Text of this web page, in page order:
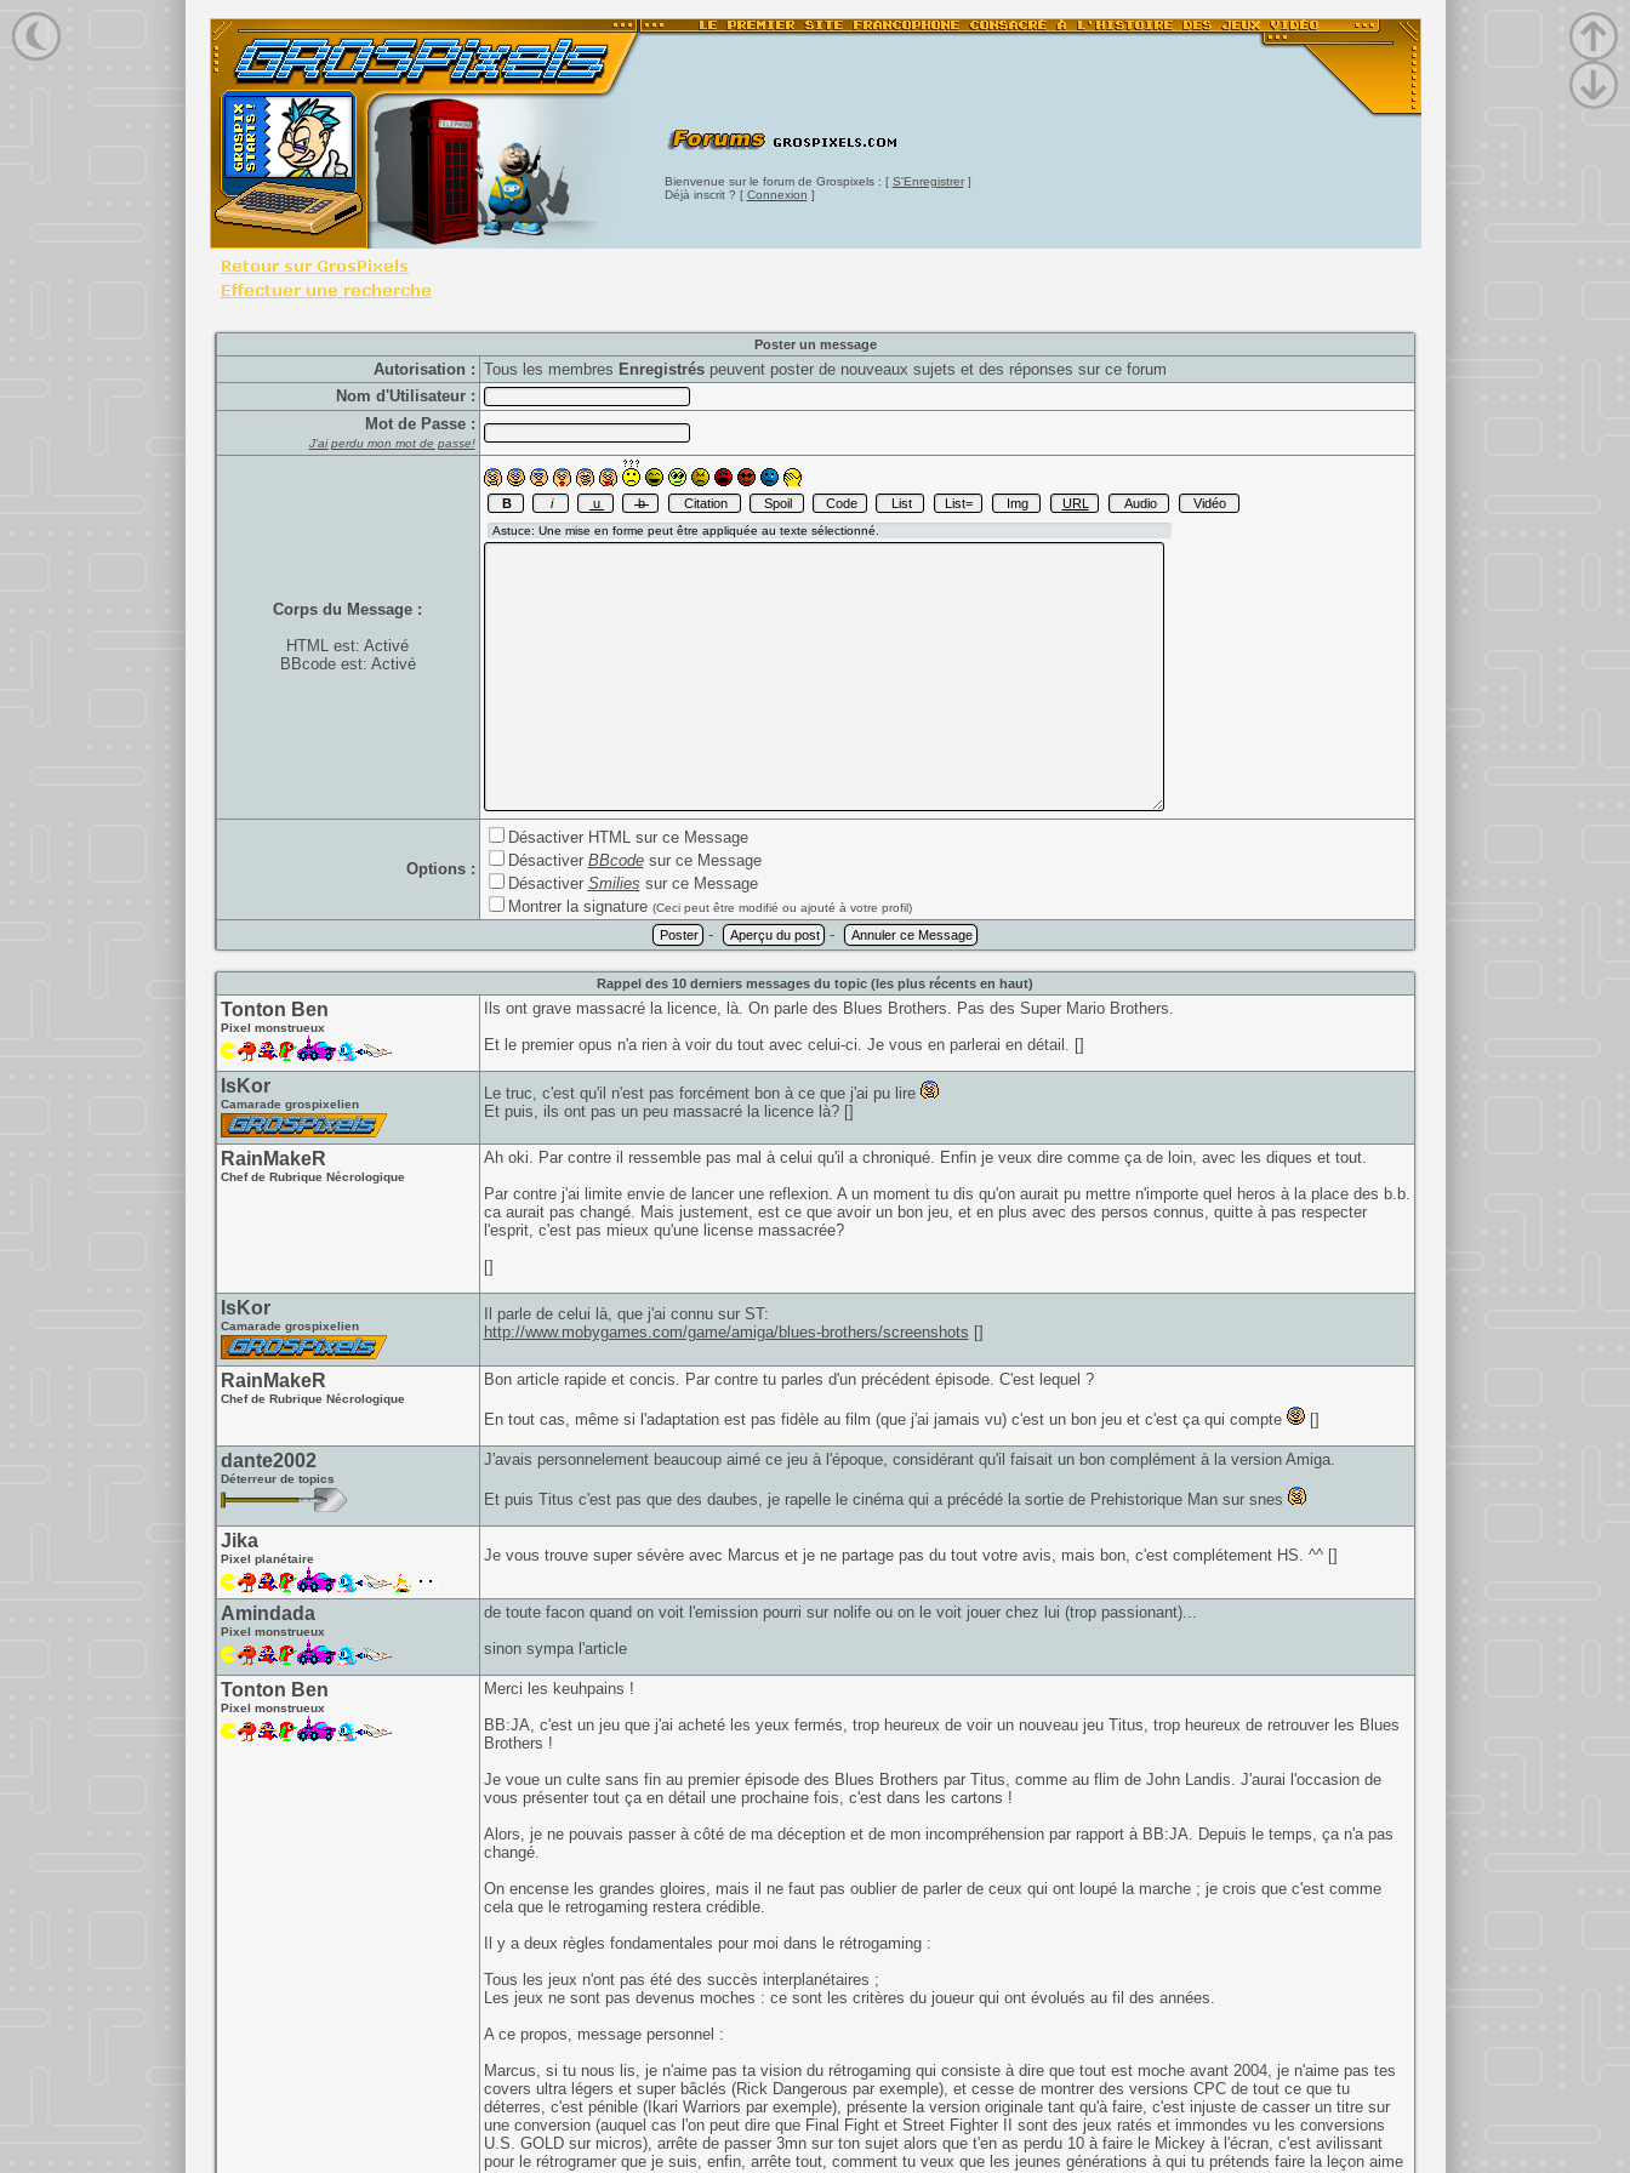
Bienvenue sur le forum de Grospixels : [ S'Enregistrer]
Déjà inscrit ? [ Connexion ]
Poster un message
Autorisation : Tous les membres Enregistréspeuvent poster de nouveaux sujets et des réponses sur ce forum
Nom d'Utilisateur :
Mot de Passe :
J'ai perdu mon mot de passe!
Corps du Message :
HTML est: Activé
BBcode est: Activé
Options :
Désactiver HTML sur ce Message
Désactiver BBcodesur ce Message
Désactiver Smilies sur ce Message
Montrer la signature (Ceci peut être modifié ou ajouté à votre profil)
- -
Rappel des 10 derniers messages du topic (les plus récents en haut)
Tonton Ben
Pixel monstrueux
Ils ont grave massacré la licence, là. On parle des Blues Brothers. Pas des Super Mario Brothers.
Et le premier opus n'a rien à voir du tout avec celui-ci. Je vous en parlerai en détail. []
IsKor
Camarade grospixelien
Le truc, c'est qu'il n'est pas forcément bon à ce que j'ai pu lire
Et puis, ils ont pas un peu massacré la licence là? []
RainMakeR
Chef de Rubrique Nécrologique
Ah oki. Par contre il ressemble pas mal à celui qu'il a chroniqué. Enfin je veux dire comme ça de loin, avec les diques et tout.
Par contre j'ai limite envie de lancer une reflexion. A un moment tu dis qu'on aurait pu mettre n'importe quel heros à la place des b.b.
ca aurait pas changé. Mais justement, est ce que avoir un bon jeu, et en plus avec des persos connus, quitte à pas respecter
l'esprit, c'est pas mieux qu'une license massacrée?
[]
IsKor
Camarade grospixelien
Il parle de celui là, que j'ai connu sur ST:
http://www.mobygames.com/game/amiga/blues-brothers/screenshots []
RainMakeR
Chef de Rubrique Nécrologique
Bon article rapide et concis. Par contre tu parles d'un précédent épisode. C'est lequel ?
En tout cas, même si l'adaptation est pas fidèle au film (que j'ai jamais vu) c'est un bon jeu et c'est ça qui compte []
dante2002
Déterreur de topics
J'avais personnelement beaucoup aimé ce jeu à l'époque, considérant qu'il faisait un bon complément à la version Amiga.
Et puis Titus c'est pas que des daubes, je rapelle le cinéma qui a précédé la sortie de Prehistorique Man sur snes
Jika
Pixel planétaire Je vous trouve super sévère avec Marcus et je ne partage pas du tout votre avis, mais bon, c'est complétement HS. ^^ []
Amindada
Pixel monstrueux
de toute facon quand on voit l'emission pourri sur nolife ou on le voit jouer chez lui (trop passionant)...
sinon sympa l'article
Tonton Ben
Pixel monstrueux
Merci les keuhpains !
BB:JA, c'est un jeu que j'ai acheté les yeux fermés, trop heureux de voir un nouveau jeu Titus, trop heureux de retrouver les Blues
Brothers !
Je voue un culte sans fin au premier épisode des Blues Brothers par Titus, comme au flim de John Landis. J'aurai l'occasion de
vous présenter tout ça en détail une prochaine fois, c'est dans les cartons !
Alors, je ne pouvais passer à côté de ma déception et de mon incompréhension par rapport à BB:JA. Depuis le temps, ça n'a pas
changé.
On encense les grandes gloires, mais il ne faut pas oublier de parler de ceux qui ont loupé la marche ; je crois que c'est comme
cela que le retrogaming restera crédible.
Il y a deux règles fondamentales pour moi dans le rétrogaming :
Tous les jeux n'ont pas été des succès interplanétaires ;
Les jeux ne sont pas devenus moches : ce sont les critères du joueur qui ont évolués au fil des années.
A ce propos, message personnel :
Marcus, si tu nous lis, je n'aime pas ta vision du rétrogaming qui consiste à dire que tout est moche avant 2004, je n'aime pas tes
covers ultra légers et super bâclés (Rick Dangerous par exemple), et cesse de montrer des versions CPC de tout ce que tu
déterres, c'est pénible (Ikari Warriors par exemple), présente la version originale tant qu'à faire, c'est injuste de casser un titre sur
une conversion (auquel cas l'on peut dire que Final Fight et Street Fighter II sont des jeux ratés et immondes vu les conversions
U.S. GOLD sur micros), arrête de passer 3mn sur ton sujet alors que t'en as perdu 10 à faire le Mickey à l'écran, c'est avilissant
pour le rétrogramer que je suis, enfin, arrête tout, comment tu veux que les jeunes générations à qui tu prétends faire la leçon aime